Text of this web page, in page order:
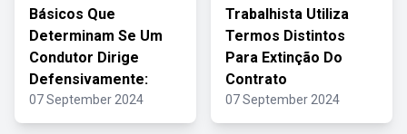
Básicos Que
Determinam Se Um
Condutor Dirige
Defensivamente:
07 September 2024
Trabalhista Utiliza
Termos Distintos
Para Extinção Do
Contrato
07 September 2024